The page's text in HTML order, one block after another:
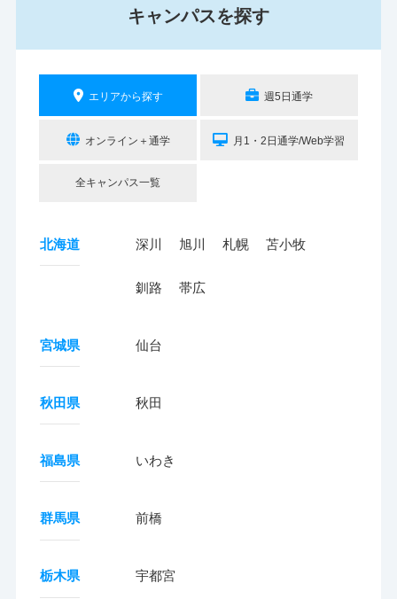
キャンパスを探す
エリアから探す 週5日通学
オンライン＋通学 月1・2日通学/Web学習
全キャンパス一覧
北海道 深川 旭川 札幌 苫小牧
釧路 帯広
宮城県 仙台
秋田県 秋田
福島県 いわき
群馬県 前橋
栃木県 宇都宮